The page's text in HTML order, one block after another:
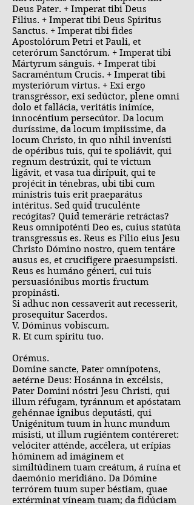
Deus Pater. + Imperat tibi Deus
Filius. + Imperat tibi Deus Spiritus
Sanctus. + Imperat tibi fides
Apostolórum Petri et Pauli, et
ceterórum Sanctórum. + Imperat tibi
Mártyrum sánguis. + Imperat tibi
Sacraméntum Crucis. + Imperat tibi
mysteriórum virtus. + Exi ergo
transgréssor, exi sedúctor, plene omni
dolo et fallácia, veritátis inimíce,
innocéntium persecútor. Da locum
duríssime, da locum impiissime, da
locum Christo, in quo nihil invenísti
de opéribus tuis, qui te spoliávit, qui
regnum destrúxit, qui te victum
ligávit, et vasa tua dirípuit, qui te
projécit in ténebras, ubi tibi cum
ministris tuis erit praeparátus
intéritus. Sed quid truculénte
recógitas? Quid temerárie retráctas?
Reus omnipoténti Deo es, cuius statúta
transgressus es. Reus es Filio eius Jesu
Christo Dómino nostro, quem tentáre
ausus es, et crucifigere praesumpsisti.
Reus es humáno géneri, cui tuis
persuasiónibus mortis fructum
propinásti.
Si adhuc non cessaverit aut recesserit,
prosequitur Sacerdos.
V. Dóminus vobiscum.
R. Et cum spiritu tuo.
Orémus.
Domine sancte, Pater omnípotens,
aetérne Deus: Hosánna in excélsis,
Pater Domini nóstri Jesu Christi, qui
illum réfugam, tyránnum et apóstatam
gehénnae ignibus deputásti, qui
Unigénitum tuum in hunc mundum
misisti, ut illum rugiéntem contéreret:
velóciter atténde, accélera, ut erípias
hóminem ad imáginem et
similtúdinem tuam creátum, á ruína et
daemónio meridiáno. Da Dómine
terrórem tuum super béstiam, quae
extérminat víneam tuam; da fidúciam